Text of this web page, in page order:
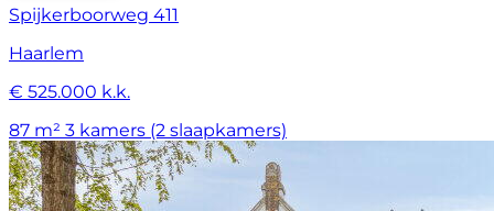
Spijkerboorweg 411
Haarlem
€ 525.000 k.k.
87 m² 3 kamers (2 slaapkamers)